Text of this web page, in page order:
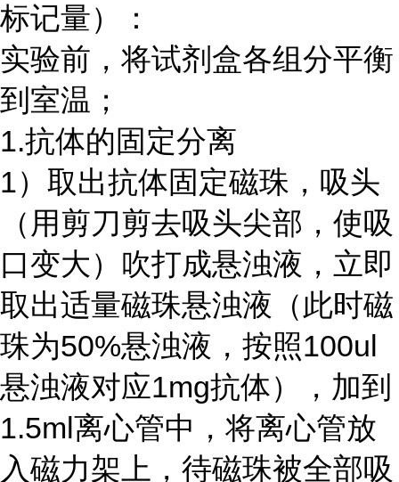
标记量）：
实验前，将试剂盒各组分平衡
到室温；
1.抗体的固定分离
1）取出抗体固定磁珠，吸头
（用剪刀剪去吸头尖部，使吸
口变大）吹打成悬浊液，立即
取出适量磁珠悬浊液（此时磁
珠为50%悬浊液，按照100ul
悬浊液对应1mg抗体），加到
1.5ml离心管中，将离心管放
入磁力架上，待磁珠被全部吸